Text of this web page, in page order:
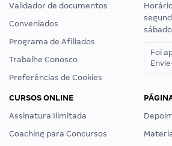
Validador de documentos
Conveniados
Programa de Afiliados
Trabalhe Conosco
Preferências de Cookies
Foi
CURSOS ONLINE
Assinatura Ilimitada
Coaching para Concursos